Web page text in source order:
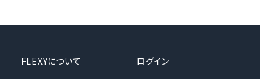
FLEXYについて ログイン